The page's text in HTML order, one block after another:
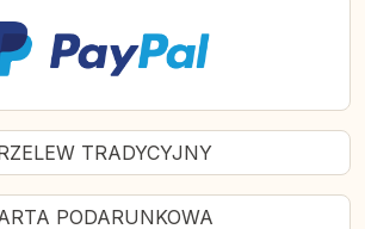
Wyprzedaż i
- Okazje przez
poza sezonem głównych
DziałZooplus
TRADYCYJNY
PODARUNKOWA